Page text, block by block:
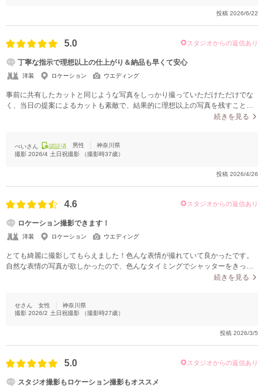
投稿 2026/6/22
5.0 スタジオからの返信あり
丁寧な指示で理想以上の仕上がり＆納品も早くて安心
洋装 ロケーション ウエディング
事前に共有したカットと同じような写真をしっかり撮っていただけただけでな
く、当日の提案によるカットも素敵で、結果的に理想以上の写真を残すことが
続きを見る
ぺいさん 認証済 男性
神奈川県
撮影 2026/4 土日祝撮影 （撮影時37歳）
投稿 2026/4/26
4.6 スタジオからの返信あり
ロケーション撮影できます！
洋装 ロケーション ウエディング
とても綺麗に撮影してもらえました！色んな表情が撮れていて良かったです。
自然な表情の写真が欲しかったので、色んなタイミングでシャッターをきって
続きを見る
せさん 女性
神奈川県
撮影 2026/2 土日祝撮影 （撮影時27歳）
投稿 2026/3/5
5.0 スタジオからの返信あり
スタジオ撮影もロケーション撮影もオススメ